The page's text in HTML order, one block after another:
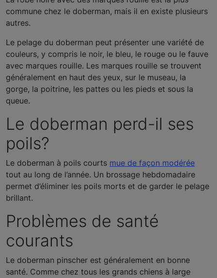
commune chez le doberman, mais il en existe plusieurs
autres.
Le pelage du doberman peut présenter une variété de
couleurs, y compris le noir, le bleu, le rouge ou le fauve
avec marques rouille. Les marques rouille se trouvent
généralement en haut des yeux, sur le museau, la
gorge, la poitrine, les pattes ou les pieds et sous la
queue.
Le doberman perd-il ses
poils?
Le doberman à poils courts mue de façon modérée
tout au long de l’année. Un brossage hebdomadaire
permet d’éliminer les poils morts et de garder le pelage
brillant.
Problèmes de santé
courants
Le doberman pinscher est généralement en bonne
santé. Comme chez tous les grands chiens à large